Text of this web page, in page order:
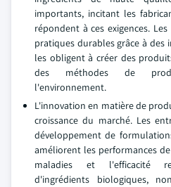
importants, incitant les
répondent à ces exigences.
pratiques durables grâce à
les obligent à créer des
des méthodes de
l'environnement.
L'innovation en matière de
croissance du marché. Les
développement de
améliorent les performances
maladies et l'efficacité
d'ingrédients biologiques,